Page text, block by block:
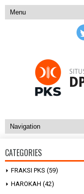
CATEGORIES
FRAKSI PKS (59)
HAROKAH (42)